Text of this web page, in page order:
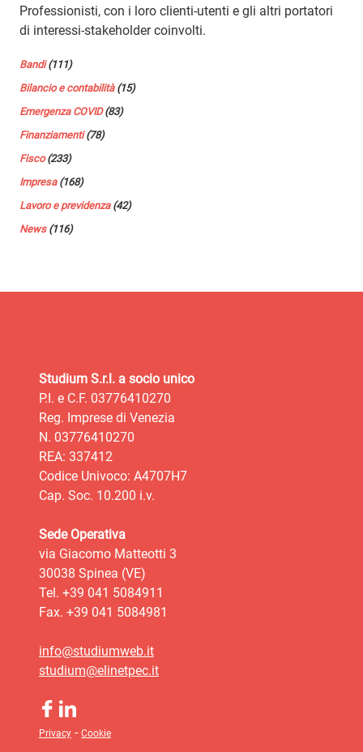
Professionisti, con i loro clienti-utenti e gli altri portatori
di interessi-stakeholder coinvolti.
Bandi(111)
Bilancio e contabilità(15)
Emergenza COVID(83)
Finanziamenti(78)
Fisco(233)
Impresa(168)
Lavoro e previdenza(42)
News(116)
Studium S.r.l. a socio unico
P.I. e C.F. 03776410270
Reg. Imprese di Venezia
N. 03776410270
REA: 337412
Codice Univoco: A4707H7
Cap. Soc. 10.200 i.v.
Sede Operativa
via Giacomo Matteotti 3
30038 Spinea (VE)
Tel. +39 041 5084911
Fax. +39 041 5084981
info@studiumweb.it
studium@elinetpec.it
Privacy - Cookie